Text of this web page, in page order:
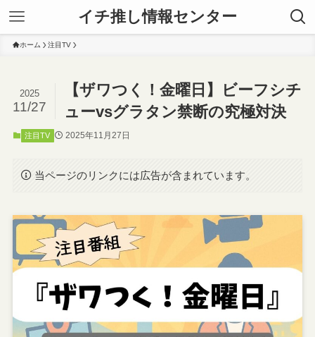
イチ推し情報センター
ホーム 注目TV
【ザワつく！金曜日】ビーフシチ
ューvsグラタン禁断の究極対決
2025
11/27
注目TV 2025年11月27日
当ページのリンクには広告が含まれています。